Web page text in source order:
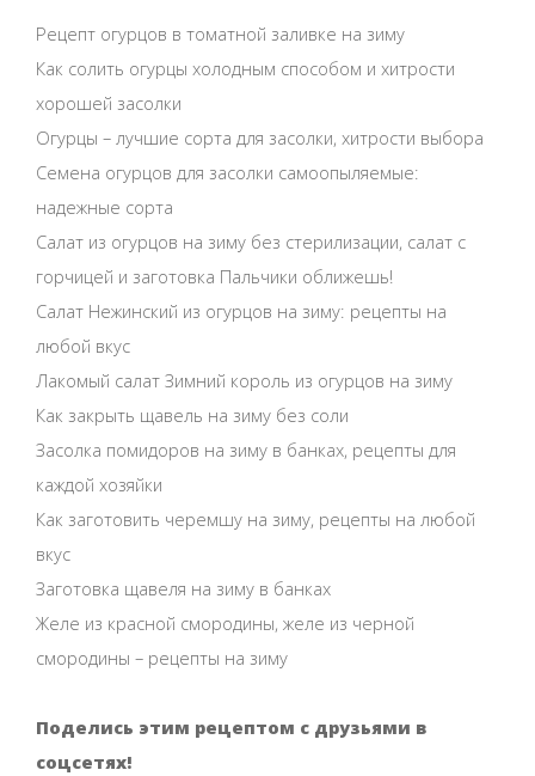
Рецепт огурцов в томатной заливке на зиму
Как солить огурцы холодным способом и хитрости
хорошей засолки
Огурцы – лучшие сорта для засолки, хитрости выбора
Семена огурцов для засолки самоопыляемые:
надежные сорта
Салат из огурцов на зиму без стерилизации, салат с
горчицей и заготовка Пальчики оближешь!
Салат Нежинский из огурцов на зиму: рецепты на
любой вкус
Лакомый салат Зимний король из огурцов на зиму
Как закрыть щавель на зиму без соли
Засолка помидоров на зиму в банках, рецепты для
каждой хозяйки
Как заготовить черемшу на зиму, рецепты на любой
вкус
Заготовка щавеля на зиму в банках
Желе из красной смородины, желе из черной
смородины – рецепты на зиму
Поделись этим рецептом с друзьями в
соцсетях!